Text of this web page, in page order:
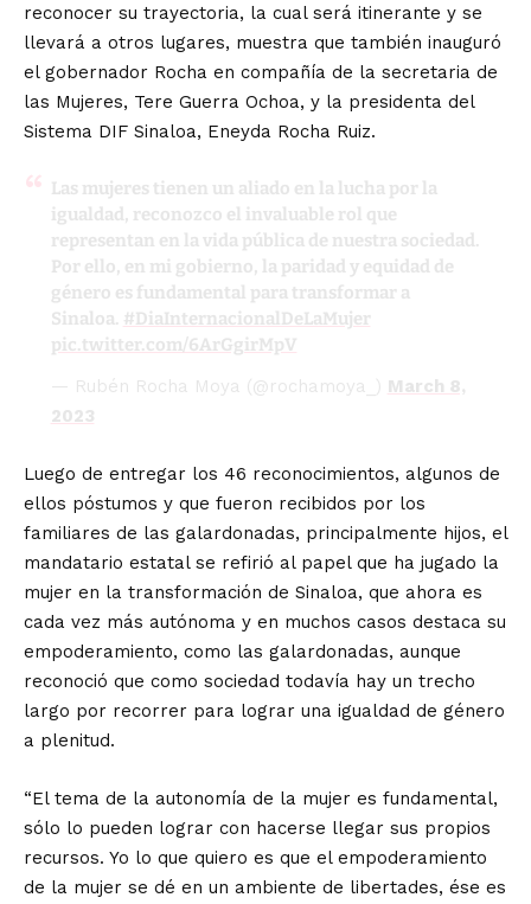
reconocer su trayectoria, la cual será itinerante y se
llevará a otros lugares, muestra que también inauguró
el gobernador Rocha en compañía de la secretaria de
las Mujeres, Tere Guerra Ochoa, y la presidenta del
Sistema DIF Sinaloa, Eneyda Rocha Ruiz.
Las mujeres tienen un aliado en la lucha por la
igualdad, reconozco el invaluable rol que
representan en la vida pública de nuestra sociedad.
Por ello, en mi gobierno, la paridad y equidad de
género es fundamental para transformar a
Sinaloa. #DiaInternacionalDeLaMujer
pic.twitter.com/6ArGgirMpV
— Rubén Rocha Moya (@rochamoya_) March 8,
2023
Luego de entregar los 46 reconocimientos, algunos de
ellos póstumos y que fueron recibidos por los
familiares de las galardonadas, principalmente hijos, el
mandatario estatal se refirió al papel que ha jugado la
mujer en la transformación de Sinaloa, que ahora es
cada vez más autónoma y en muchos casos destaca su
empoderamiento, como las galardonadas, aunque
reconoció que como sociedad todavía hay un trecho
largo por recorrer para lograr una igualdad de género
a plenitud.
“El tema de la autonomía de la mujer es fundamental,
sólo lo pueden lograr con hacerse llegar sus propios
recursos. Yo lo que quiero es que el empoderamiento
de la mujer se dé en un ambiente de libertades, ése es